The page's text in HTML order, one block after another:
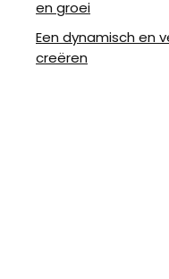
en groei
Een dynamisch en
creëren